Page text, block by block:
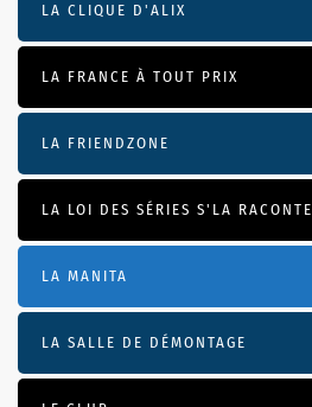
LA CLIQUE D'ALIX
LA FRANCE À TOUT PRIX
LA FRIENDZONE
LA LOI DES SÉRIES S'LA RACONTE
LA MANITA
LA SALLE DE DÉMONTAGE